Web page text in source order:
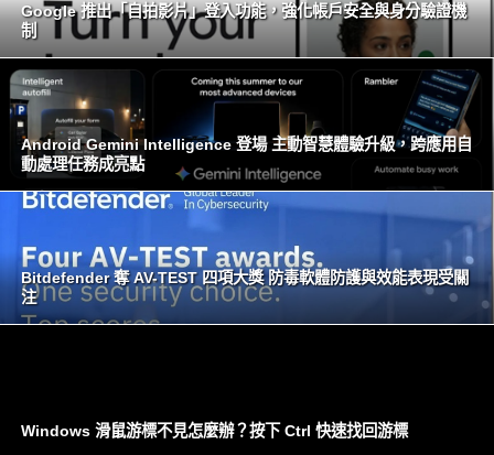
Google 推出「自拍影片」登入功能，強化帳戶安全與身分驗證機
制
Android Gemini Intelligence 登場 主動智慧體驗升級，跨應用自
動處理任務成亮點
Bitdefender 奪 AV-TEST 四項大獎 防毒軟體防護與效能表現受關
注
Windows 滑鼠游標不見怎麼辦？按下 Ctrl 快速找回游標